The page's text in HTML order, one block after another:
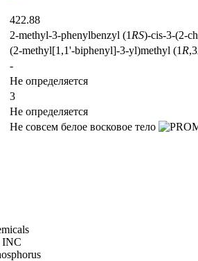
422.88
2-methyl-3-phenylbenzyl (1 RS)-cis-3-(2-
(2-methyl[1,1'-biphenyl]-3-yl)methyl (1 R,3
-
Не определяется
3
Не определяется
Не совсем белое восковое тело
INC